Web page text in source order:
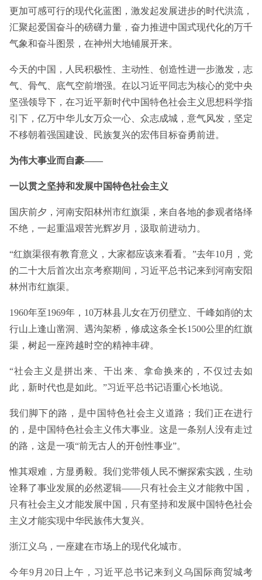
更加可感可行的现代化蓝图，激发起发展进步的时代洪流，
汇聚起爱国奋斗的磅礴力量，奋力推进中国式现代化的万千
气象和奋斗图景，在神州大地铺展开来。
今天的中国，人民积极性、主动性、创造性进一步激发，志
气、骨气、底气空前增强。在以习近平同志为核心的党中央
坚强领导下，在习近平新时代中国特色社会主义思想科学指
引下，亿万中华儿女万众一心、众志成城，意气风发，坚定
不移朝着强国建设、民族复兴的宏伟目标奋勇前进。
为伟大事业而自豪——
一以贯之坚持和发展中国特色社会主义
国庆前夕，河南安阳林州市红旗渠，来自各地的参观者络绎
不绝，一起重温艰苦光辉岁月，汲取前进动力。
“红旗渠很有教育意义，大家都应该来看看。”去年10月，党
的二十大后首次出京考察期间，习近平总书记来到河南安阳
林州市红旗渠。
1960年至1969年，10万林县儿女在万仞壁立、千峰如削的太
行山上逢山凿洞、遇沟架桥，修成这条全长1500公里的红旗
渠，树起一座跨越时空的精神丰碑。
“社会主义是拼出来、干出来、拿命换来的，不仅过去如
此，新时代也是如此。”习近平总书记语重心长地说。
我们脚下的路，是中国特色社会主义道路；我们正在进行
的，是中国特色社会主义伟大事业。这是一条别人没有走过
的路，这是一项“前无古人的开创性事业”。
惟其艰难，方显勇毅。我们党带领人民不懈探索实践，生动
诠释了事业发展的必然逻辑——只有社会主义才能救中国，
只有社会主义才能发展中国，只有坚持和发展中国特色社会
主义才能实现中华民族伟大复兴。
浙江义乌，一座建在市场上的现代化城市。
今年9月20日上午，习近平总书记来到义乌国际商贸城考